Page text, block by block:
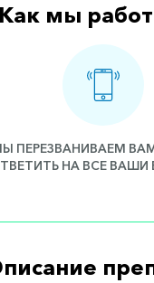
Как мы
ПЕРЕЗВАНИВАЕМ
НА ВСЕ